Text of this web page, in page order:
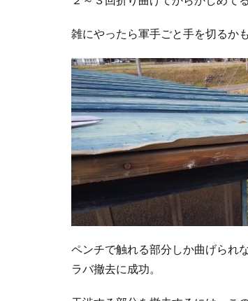
雑にやったら軍手ごと手を切るか
ペンチで触れる部分しか曲げられ
ラバ撤去に成功。